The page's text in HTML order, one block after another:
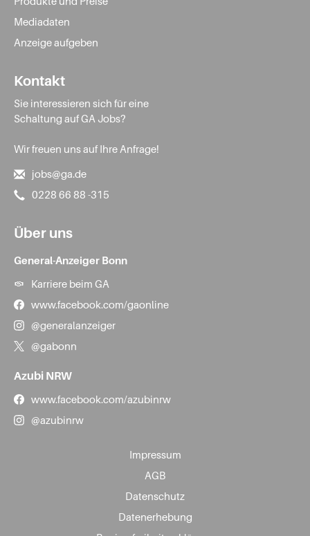
Mediadaten
Anzeige aufgeben
Kontakt
Sie interessieren sich für eine
Schaltung auf GA Jobs?
Wir freuen uns auf Ihre Anfrage!
jobs@ga.de
0228 66 88 -315
Über uns
General-Anzeiger Bonn
Karriere beim GA
www.facebook.com/gaonline
@generalanzeiger
@gabonn
Azubi NRW
www.facebook.com/azubinrw
@azubinrw
Impressum
AGB
Datenschutz
Datenerhebung